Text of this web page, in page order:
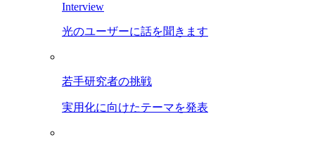
Interview
光のユーザーに話を聞きます
若手研究者の挑戦
実用化に向けたテーマを発表